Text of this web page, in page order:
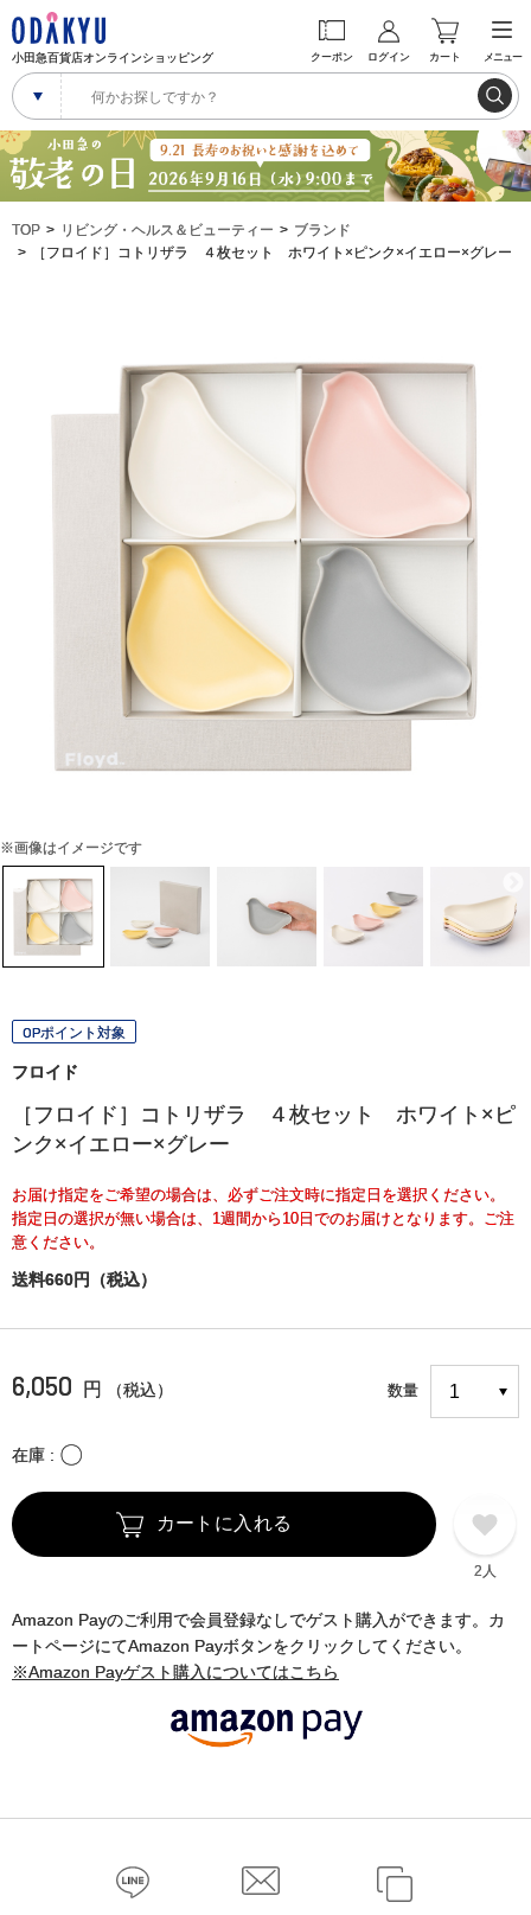
小田急百貨店オンラインショッピング クーポン ログイン カート メニュー
TOP リビング・ヘルス＆ビューティー
ブランド
［フロイド］コトリザラ ４枚セット ホワイト×ピンク×イエロー×グレー
※画像はイメージです
OPポイント対象
フロイド
［フロイド］コトリザラ ４枚セット ホワイト×ピ
ンク×イエロー×グレー
お届け指定をご希望の場合は、必ずご注文時に指定日を選択ください。
指定日の選択が無い場合は、1週間から10日でのお届けとなります。ご注
意ください。
送料660円（税込）
6,050 円 （税込） 数量
在庫 〇
カートに入れる
2人
Amazon Payのご利用で会員登録なしでゲスト購入ができます。カ
ートページにてAmazon Payボタンをクリックしてください。
※Amazon Payゲスト購入についてはこちら